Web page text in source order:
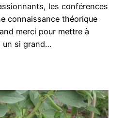
les conférences
connaissance théorique
merci pour mettre à
un si grand…